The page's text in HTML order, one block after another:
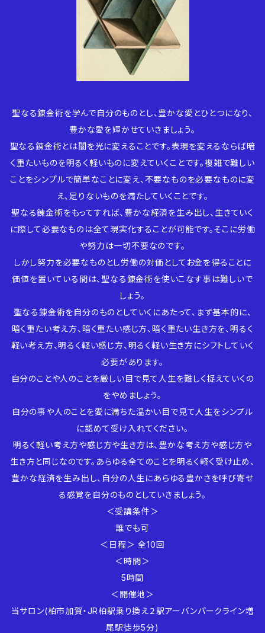
聖なる錬金術を学んで自分のものとし、豊かな愛とひとつになり、
豊かな愛を輝かせていきましょう。
聖なる錬金術とは闇を光に変えることです。表現を変えるならば暗
く重たいものを明るく軽いものに変えていくことです。複雑で難しい
ことをシンプルで簡単なことに変え、不要なものを必要なものに変
え、足りないものを満たしていくことです。
聖なる錬金術をもってすれば、豊かな経済を生み出し、生きていく
に際して必要なものは全て現実化することが可能です。そこに労働
や努力は一切不要なのです。
しかし努力を必要なものとし労働の対価としてお金を得ることに
価値を置いている間は、聖なる錬金術を使いこなす事は難しいで
しょう。
聖なる錬金術を自分のものとしていくにあたって、まず基本的に、
暗く重たい考え方、暗く重たい感じ方、暗く重たい生き方を、明るく
軽い考え方、明るく軽い感じ方、明るく軽い生き方にシフトしていく
必要があります。
自分のことや人のことを厳しい目で見て人生を難しく捉えていくの
をやめましょう。
自分の事や人のことを愛に満ちた温かい目で見て人生をシンプル
に認めて受け入れてください。
明るく軽い考え方や感じ方や生き方は、豊かな考え方や感じ方や
生き方と同じなのです。あらゆる全てのことを明るく軽く受け止め、
豊かな経済を生み出し、自分の人生にあらゆる豊かさを呼び寄せ
る感覚を自分のものとしていきましょう。
＜受講条件＞
誰でも可
＜日程＞ 全10回
＜時間＞
5時間
＜開催地＞
当サロン(柏市加賀・JR柏駅乗り換え２駅アーバンパークライン増
尾駅徒歩5分)